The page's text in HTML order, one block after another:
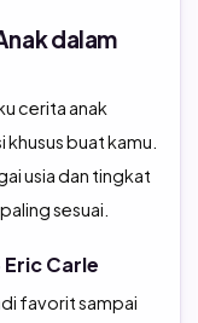
dalam
cerita anak
buat kamu.
usia dan tingkat
sesuai.
Carle
favorit sampai